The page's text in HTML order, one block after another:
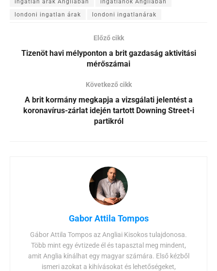
londoni ingatlan árak
londoni ingatlanárak
Előző cikk
Tizenöt havi mélyponton a brit gazdaság aktivitási
mérőszámai
Következő cikk
A brit kormány megkapja a vizsgálati jelentést a
koronavírus-zárlat idején tartott Downing Street-i
partikról
Gabor Attila Tompos
Gábor Attila Tompos az Angliai Kisokos tulajdonosa.
Több mint egy évtizede él és tapasztal meg mindent,
amit Anglia kínálhat egy magyar számára. Első kézből
ismeri azokat a kihívásokat és lehetőségeket,